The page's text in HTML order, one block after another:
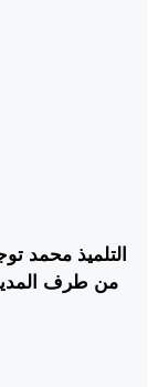
التلميذ محمد
من طرف